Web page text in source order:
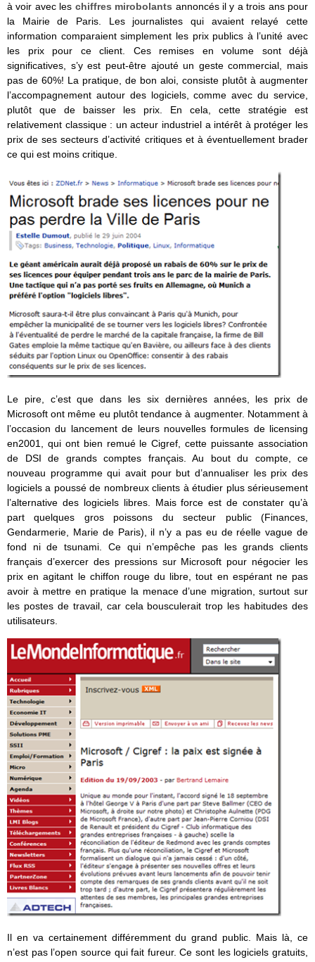
à voir avec les chiffres mirobolants annoncés il y a trois ans pour
la Mairie de Paris. Les journalistes qui avaient relayé cette
information comparaient simplement les prix publics à l’unité avec
les prix pour ce client. Ces remises en volume sont déjà
significatives, s’y est peut-être ajouté un geste commercial, mais
pas de 60%! La pratique, de bon aloi, consiste plutôt à augmenter
l’accompagnement autour des logiciels, comme avec du service,
plutôt que de baisser les prix. En cela, cette stratégie est
relativement classique : un acteur industriel a intérêt à protéger les
prix de ses secteurs d’activité critiques et à éventuellement brader
ce qui est moins critique.
Le pire, c’est que dans les six dernières années, les prix de
Microsoft ont même eu plutôt tendance à augmenter. Notamment à
l’occasion du lancement de leurs nouvelles formules de licensing
en2001, qui ont bien remué le Cigref, cette puissante association
de DSI de grands comptes français. Au bout du compte, ce
nouveau programme qui avait pour but d’annualiser les prix des
logiciels a poussé de nombreux clients à étudier plus sérieusement
l’alternative des logiciels libres. Mais force est de constater qu’à
part quelques gros poissons du secteur public (Finances,
Gendarmerie, Marie de Paris), il n’y a pas eu de réelle vague de
fond ni de tsunami. Ce qui n’empêche pas les grands clients
français d’exercer des pressions sur Microsoft pour négocier les
prix en agitant le chiffon rouge du libre, tout en espérant ne pas
avoir à mettre en pratique la menace d’une migration, surtout sur
les postes de travail, car cela bousculerait trop les habitudes des
utilisateurs.
Il en va certainement différemment du grand public. Mais là, ce
n’est pas l’open source qui fait fureur. Ce sont les logiciels gratuits,